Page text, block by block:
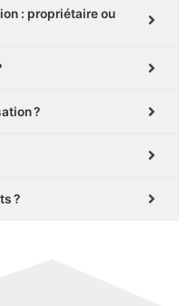
: propriétaire ou
?
?